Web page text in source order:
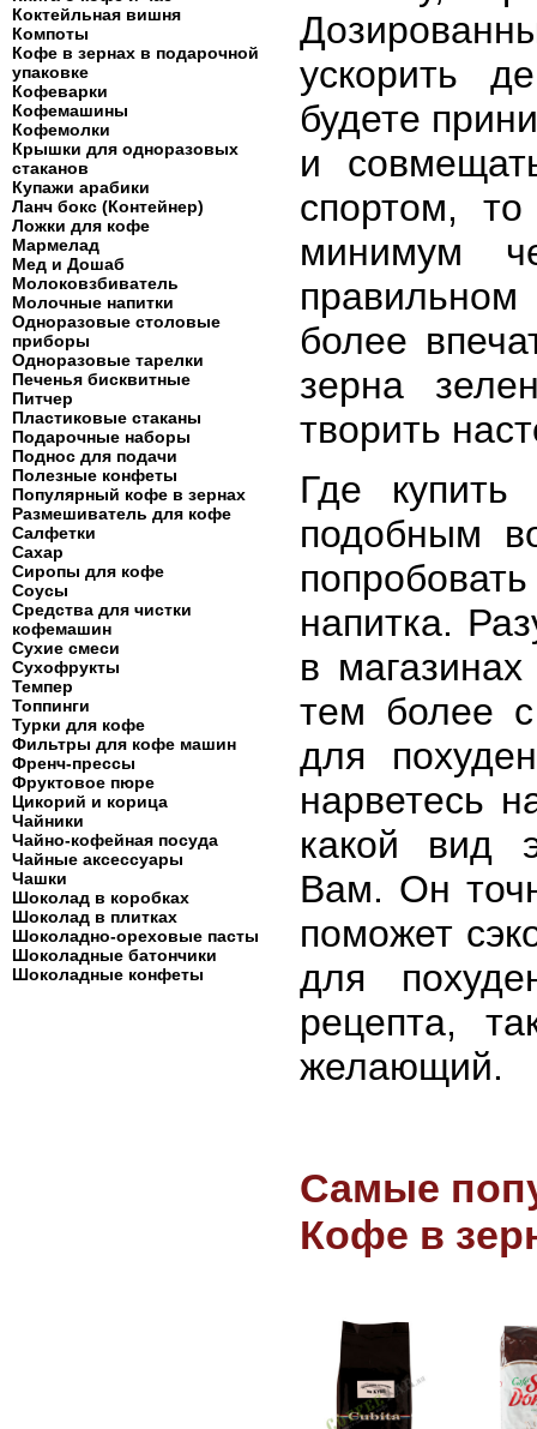
Коктейльная вишня
Компоты
Кофе в зернах в подарочной
упаковке
Кофеварки
Кофемашины
Кофемолки
Крышки для одноразовых
стаканов
Купажи арабики
Ланч бокс (Контейнер)
Ложки для кофе
Мармелад
Мед и Дошаб
Молоковзбиватель
Молочные напитки
Одноразовые столовые
приборы
Одноразовые тарелки
Печенья бисквитные
Питчер
Пластиковые стаканы
Подарочные наборы
Поднос для подачи
Полезные конфеты
Популярный кофе в зернах
Размешиватель для кофе
Салфетки
Сахар
Сиропы для кофе
Соусы
Средства для чистки
кофемашин
Сухие смеси
Сухофрукты
Темпер
Топпинги
Турки для кофе
Фильтры для кофе машин
Френч-прессы
Фруктовое пюре
Цикорий и корица
Чайники
Чайно-кофейная посуда
Чайные аксессуары
Чашки
Шоколад в коробках
Шоколад в плитках
Шоколадно-ореховые пасты
Шоколадные батончики
Шоколадные конфеты
ускорить
будете
и
спортом,
минимум
более
зерна
творить
Где
подобным
напитка.
в
тем более
для
нарветесь
какой вид
Вам. Он
поможет
для
рецепта,
желающий.
Самые
Кофе в